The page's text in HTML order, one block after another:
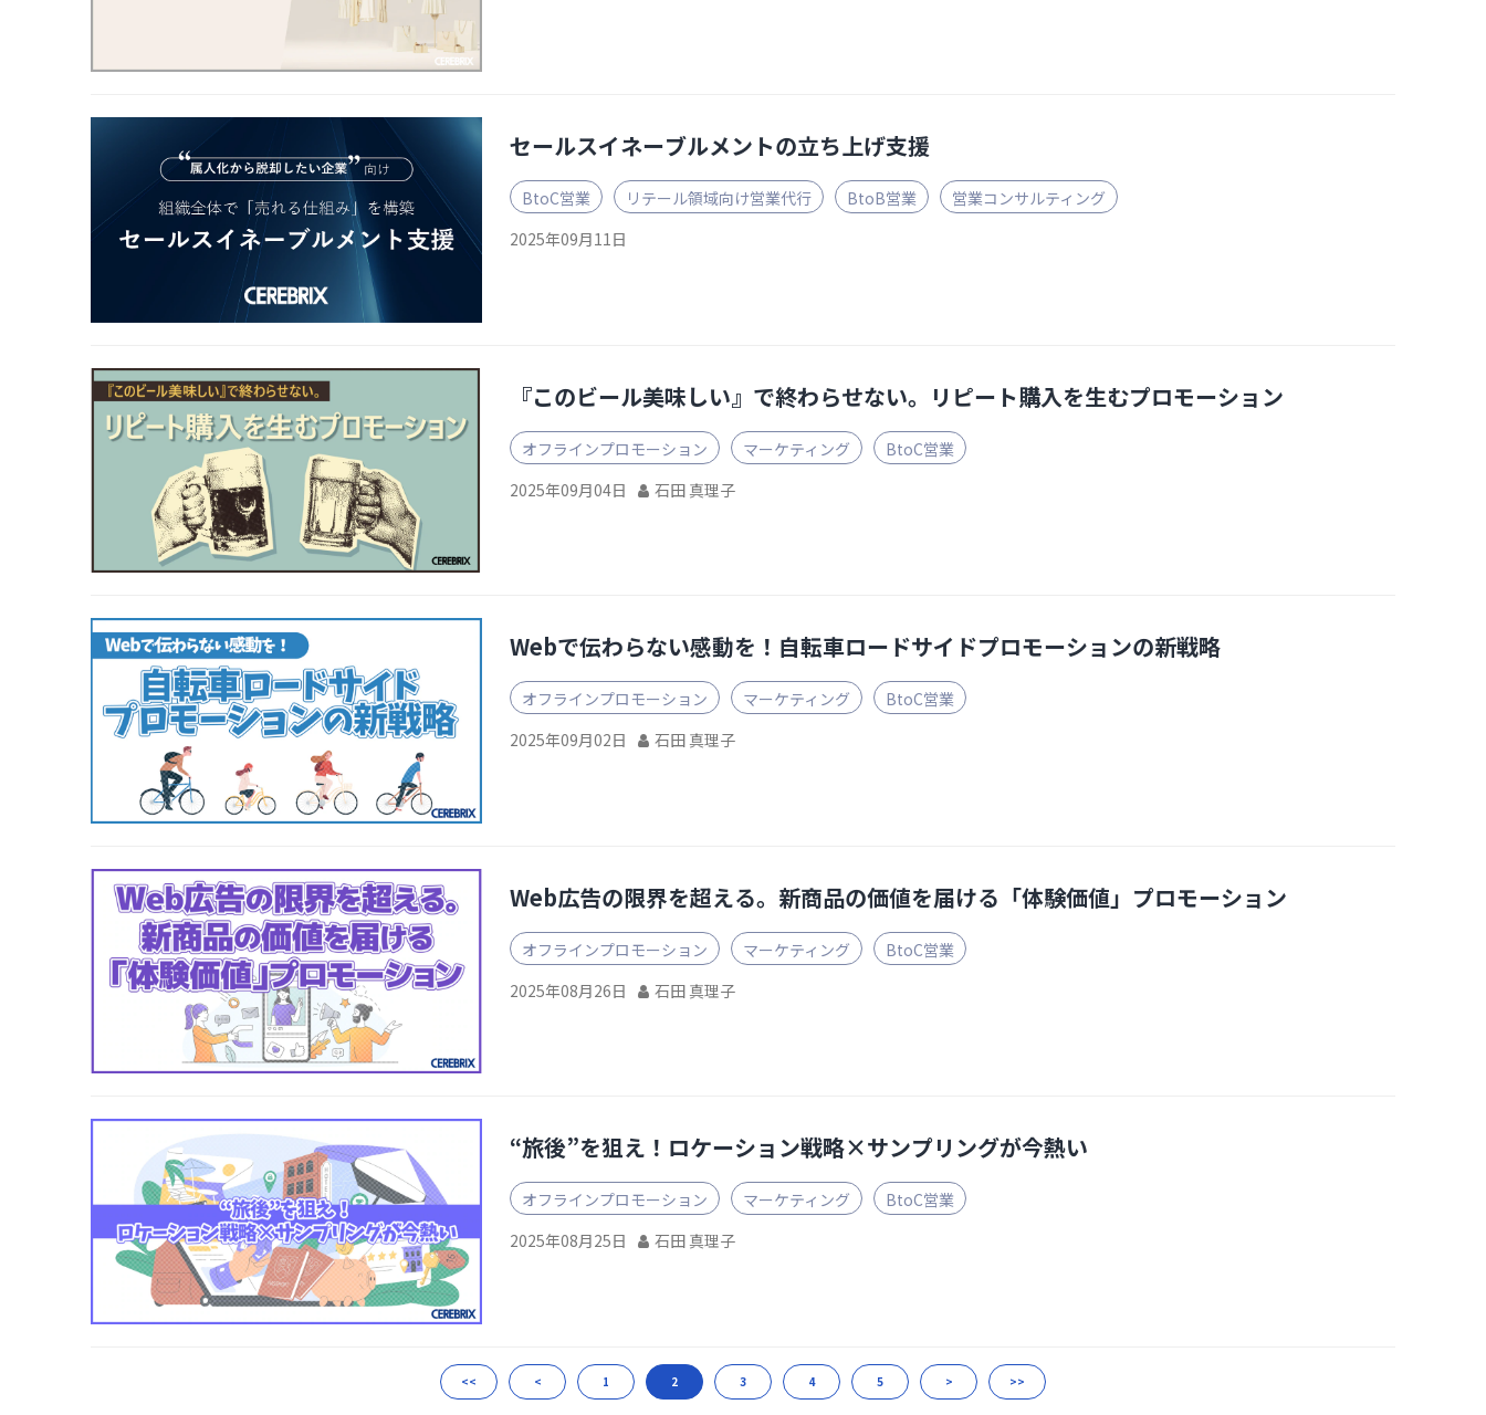
セールスイネーブルメントの立ち上げ支援
BtoC営業 リテール領域向け営業代行 BtoB営業
営業コンサルティング
2025年09月11日
『このビール美味しい』で終わらせない。リピート購入を生むプロモーション
オフラインプロモーション マーケティング
BtoC営業
2025年09月04日
石田 真理子
Webで伝わらない感動を！自転車ロードサイドプロモーションの新戦略
オフラインプロモーション マーケティング
BtoC営業
2025年09月02日
石田 真理子
Web広告の限界を超える。新商品の価値を届ける「体験価値」プロモーション
オフラインプロモーション マーケティング
BtoC営業
2025年08月26日
石田 真理子
“旅後”を狙え！ロケーション戦略×サンプリングが今熱い
オフラインプロモーション マーケティング
BtoC営業
2025年08月25日
石田 真理子
<< < 1 2 3 4 5 > >>